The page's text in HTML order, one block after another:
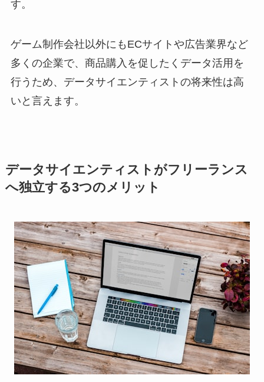
す。
ゲーム制作会社以外にもECサイトや広告業界など
多くの企業で、商品購入を促したくデータ活用を
行うため、データサイエンティストの将来性は高
いと言えます。
データサイエンティストがフリーランス
へ独立する3つのメリット